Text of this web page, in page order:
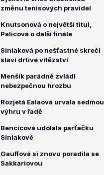
změnu tenisových pravidel
Knutsonová o největší titul,
Palicová o další finále
Siniaková po nešťastné skreči
slaví drtivé vítězství
Menšík parádně zvládl
nebezpečnou hrozbu
Rozjetá Ealaová urvala sedmou
výhru v řadě
Bencicová udolala parťačku
Siniakové
Gauffová si znovu poradila se
Sakkariovou